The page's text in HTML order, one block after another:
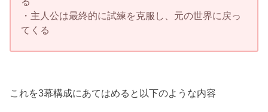
・主人公は最終的に試練を克服し、元の世界に戻っ
てくる
これを3幕構成にあてはめると以下のような内容